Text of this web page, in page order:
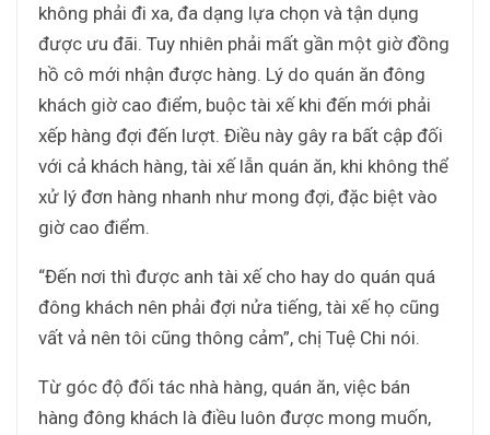
không phải đi xa, đa dạng lựa chọn và tận dụng
được ưu đãi. Tuy nhiên phải mất gần một giờ đồng
hồ cô mới nhận được hàng. Lý do quán ăn đông
khách giờ cao điểm, buộc tài xế khi đến mới phải
xếp hàng đợi đến lượt. Điều này gây ra bất cập đối
với cả khách hàng, tài xế lẫn quán ăn, khi không thể
xử lý đơn hàng nhanh như mong đợi, đặc biệt vào
giờ cao điểm.
“Đến nơi thì được anh tài xế cho hay do quán quá
đông khách nên phải đợi nửa tiếng, tài xế họ cũng
vất vả nên tôi cũng thông cảm”, chị Tuệ Chi nói.
Từ góc độ đối tác nhà hàng, quán ăn, việc bán
hàng đông khách là điều luôn được mong muốn,